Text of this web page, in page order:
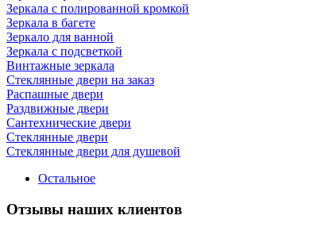
Зеркала с полированной кромкой
Зеркала в багете
Зеркало для ванной
Зеркала с подсветкой
Винтажные зеркала
Стеклянные двери на заказ
Распашные двери
Раздвижные двери
Сантехнические двери
Стеклянные двери
Стеклянные двери для душевой
Остальное
Отзывы наших клиентов